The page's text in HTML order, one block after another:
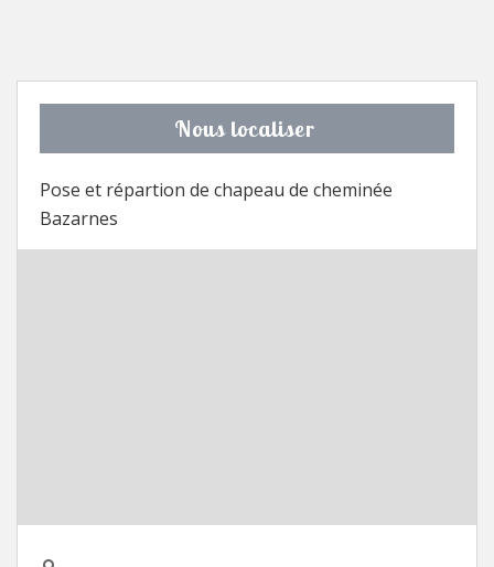
Nous localiser
Pose et répartion de chapeau de cheminée
Bazarnes